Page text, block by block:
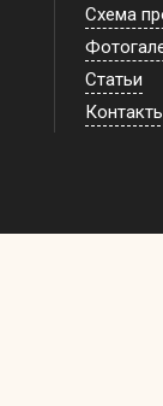
Схема
Статьи